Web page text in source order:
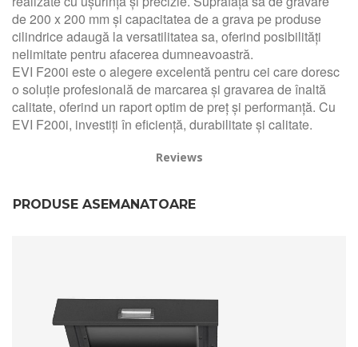
de 200 x 200 mm și capacitatea de a grava pe produse
cilindrice adaugă la versatilitatea sa, oferind posibilități
nelimitate pentru afacerea dumneavoastră.
EVI F200i este o alegere excelentă pentru cei care doresc
o soluție profesională de marcarea și gravarea de înaltă
calitate, oferind un raport optim de preț și performanță. Cu
EVI F200i, investiți în eficiență, durabilitate și calitate.
Reviews
PRODUSE ASEMANATOARE